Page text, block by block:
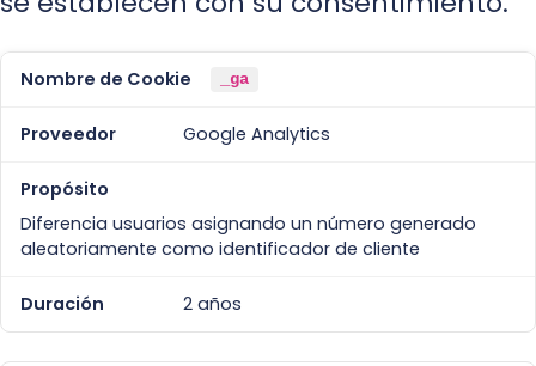
_ga
Google Analytics
Diferencia usuarios asignando un número generado
aleatoriamente como identificador de cliente
2 años